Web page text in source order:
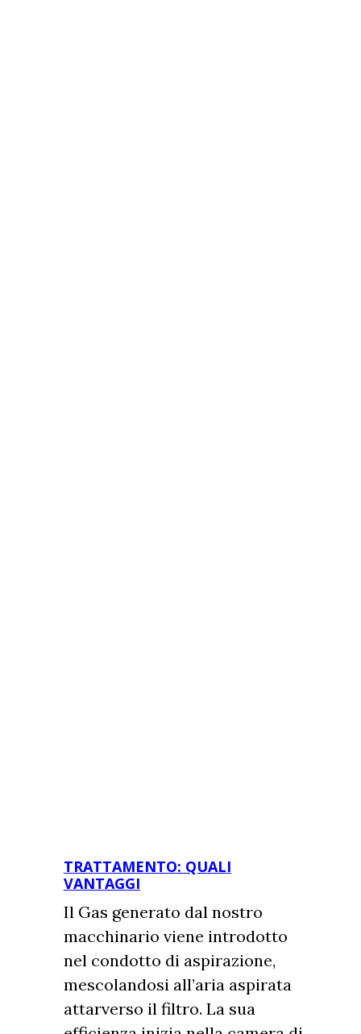
TRATTAMENTO: QUALI
VANTAGGI
Il Gas generato dal nostro
macchinario viene introdotto
nel condotto di aspirazione,
mescolandosi all’aria aspirata
attarverso il filtro. La sua